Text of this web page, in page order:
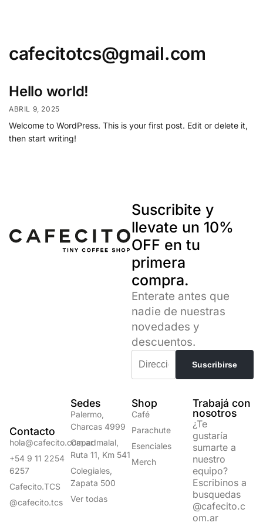
cafecitotcs@gmail.com
Hello world!
ABRIL 9, 2025
Welcome to WordPress. This is your first post. Edit or delete it,
then start writing!
Suscribite y
llevate un 10%
OFF en tu
primera
compra.
Enterate antes que
nadie de nuestras
novedades y
descuentos.
Contacto
hola@cafecito.com.ar
+54 9 11 2254
6257
Cafecito.TCS
@cafecito.tcs
Sedes
Palermo,
Charcas 4999
Capadmalal,
Ruta 11, Km 541
Colegiales,
Zapata 500
Ver todas
Shop
Café
Parachute
Esenciales
Merch
Trabajá con
nosotros
¿Te
gustaría
sumarte a
nuestro
equipo?
Escribinos a
busquedas
@cafecito.c
om.ar